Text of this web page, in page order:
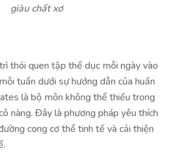
giàu chất xơ
thói quen tập thể dục mỗi ngày vào
tuần dưới sự hướng dẫn của huấn
là bộ môn không thể thiếu trong
nàng. Đây là phương pháp yêu thích
cong cơ thể tinh tế và cải thiện